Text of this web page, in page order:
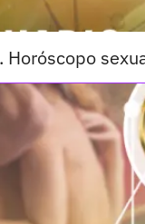
Horóscopo